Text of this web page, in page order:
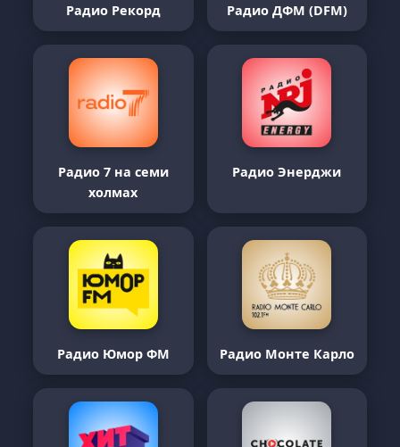
Радио Рекорд Радио ДФМ (DFM)
Радио 7 на семи
холмах
Радио Энерджи
Радио Юмор ФМ Радио Монте Карло